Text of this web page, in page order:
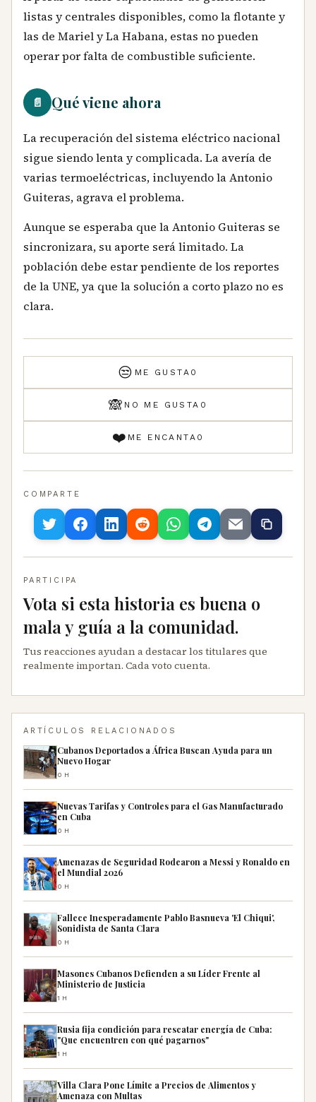
listas y centrales disponibles, como la flotante y
las de Mariel y La Habana, estas no pueden
operar por falta de combustible suficiente.
📄 Qué viene ahora
La recuperación del sistema eléctrico nacional
sigue siendo lenta y complicada. La avería de
varias termoeléctricas, incluyendo la Antonio
Guiteras, agrava el problema.
Aunque se esperaba que la Antonio Guiteras se
sincronizara, su aporte será limitado. La
población debe estar pendiente de los reportes
de la UNE, ya que la solución a corto plazo no es
clara.
😒 ME GUSTA 0
🙈 NO ME GUSTA 0
❤️ ME ENCANTA 0
COMPARTE
PARTICIPA
Vota si esta historia es buena o
mala y guía a la comunidad.
Tus reacciones ayudan a destacar los titulares que
realmente importan. Cada voto cuenta.
ARTÍCULOS RELACIONADOS
Cubanos Deportados a África Buscan Ayuda para un
Nuevo Hogar
0H
Nuevas Tarifas y Controles para el Gas Manufacturado
en Cuba
0H
Amenazas de Seguridad Rodearon a Messi y Ronaldo en
el Mundial 2026
0H
Fallece Inesperadamente Pablo Basnueva 'El Chiqui',
Sonidista de Santa Clara
0H
Masones Cubanos Defienden a su Líder Frente al
Ministerio de Justicia
1H
Rusia fija condición para rescatar energía de Cuba:
"Que encuentren con qué pagarnos"
1H
Villa Clara Pone Límite a Precios de Alimentos y
Amenaza con Multas